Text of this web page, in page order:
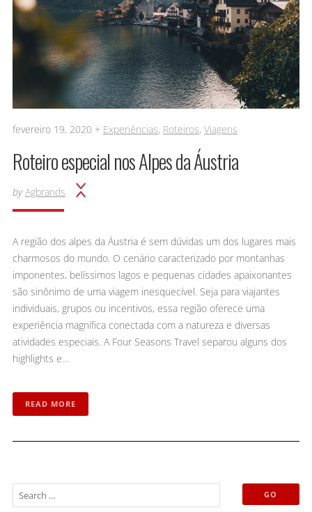
fevereiro 19, 2020 + Experiências, Roteiros, Viagens
Roteiro especial nos Alpes da Áustria
by Agbrands
A região dos alpes da Áustria é sem dúvidas um dos lugares mais
charmosos do mundo. O cenário caracterizado por montanhas
imponentes, belíssimos lagos e pequenas cidades apaixonantes
são sinônimo de uma viagem inesquecível. Seja para viajantes
individuais, grupos ou incentivos, essa região oferece uma
experiência magnífica conectada com a natureza e diversas
atividades especiais. A Four Seasons Travel separou alguns dos
highlights e…
READ MORE